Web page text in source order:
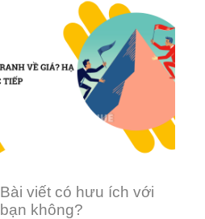
Bài viết có hưu ích với
bạn không?